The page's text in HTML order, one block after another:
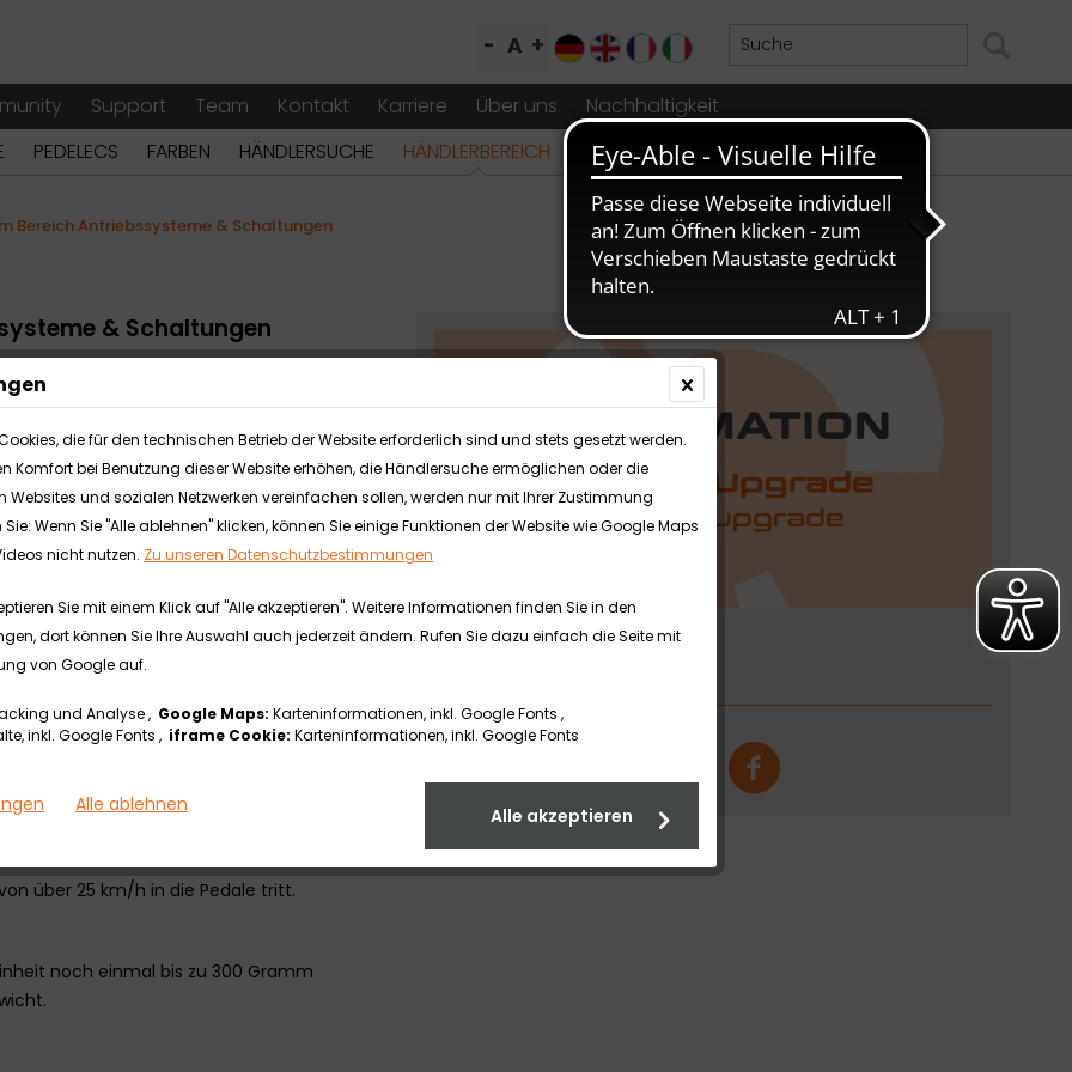
- A + DE EN FR
Support Team Kontakt Karriere Über uns
Nachhaltigkeit
PEDELECS FARBEN HÄNDLERSUCHE HÄNDLERBEREICH
Bereich Antriebssysteme & Schaltungen
& Schaltungen
neben den bestehenden
das Shimano EP8 Antriebssystem.
in Abhängigkeit des Modells die
zu wählen.
eine deutlich höhere
Anstiege. Das sensible
und ein natürliches Fahrgefühl.
36% verringert. Der verbesserte
und eine weichere
über 25 km/h in die Pedale tritt.
noch einmal bis zu 300 Gramm
die für den technischen Betrieb der Website erforderlich sind und stets gesetzt werden.
Komfort bei Benutzung dieser Website erhöhen, die Händlersuche ermöglichen oder die
Websites und sozialen Netzwerken vereinfachen sollen, werden nur mit Ihrer Zustimmung
Wenn Sie "Alle ablehnen" klicken, können Sie einige Funktionen der Website wie Google Maps
nicht nutzen. Zu unseren Datenschutzbestimmungen
Sie mit einem Klick auf "Alle akzeptieren". Weitere Informationen finden Sie in den
dort können Sie Ihre Auswahl auch jederzeit ändern. Rufen Sie dazu einfach die Seite mit
von Google auf.
und Analyse , Google Maps: Karteninformationen, inkl. Google Fonts ,
inkl. Google Fonts , iframe Cookie: Karteninformationen, inkl. Google Fonts
Alle ablehnen Alle akzeptieren